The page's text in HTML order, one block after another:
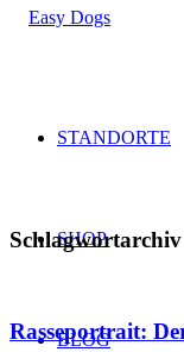
STANDORTE
SHOP
BLOG
Rasseportrait: